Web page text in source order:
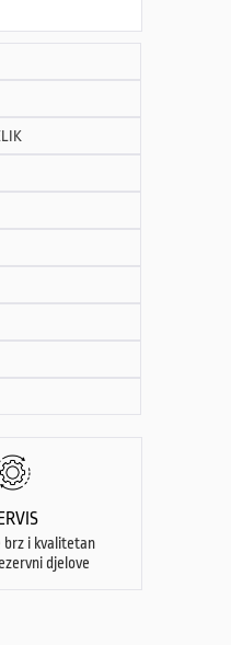
brz i kvalitetan
djelove